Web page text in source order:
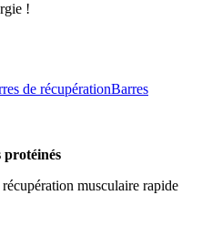
!
de récupérationBarres
protéinés
musculaire rapide